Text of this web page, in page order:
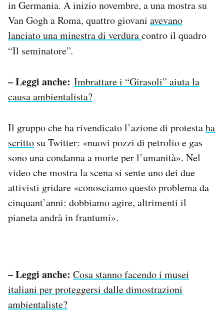
in Germania. A inizio novembre, a una mostra su
Van Gogh a Roma, quattro giovani avevano
lanciato una minestra di verduracontro il quadro
“Il seminatore”.
– Leggi anche: Imbrattare i “Girasoli” aiuta la
causa ambientalista?
Il gruppo che ha rivendicato l’azione di protestaha
scritto su Twitter: «nuovi pozzi di petrolio e gas
sono una condanna a morte per l’umanità». Nel
video che mostra la scena si sente uno dei due
attivisti gridare «conosciamo questo problema da
cinquant’anni: dobbiamo agire, altrimenti il
pianeta andrà in frantumi».
– Leggi anche: Cosa stanno facendo i musei
italiani per proteggersi dalle dimostrazioni
ambientaliste?